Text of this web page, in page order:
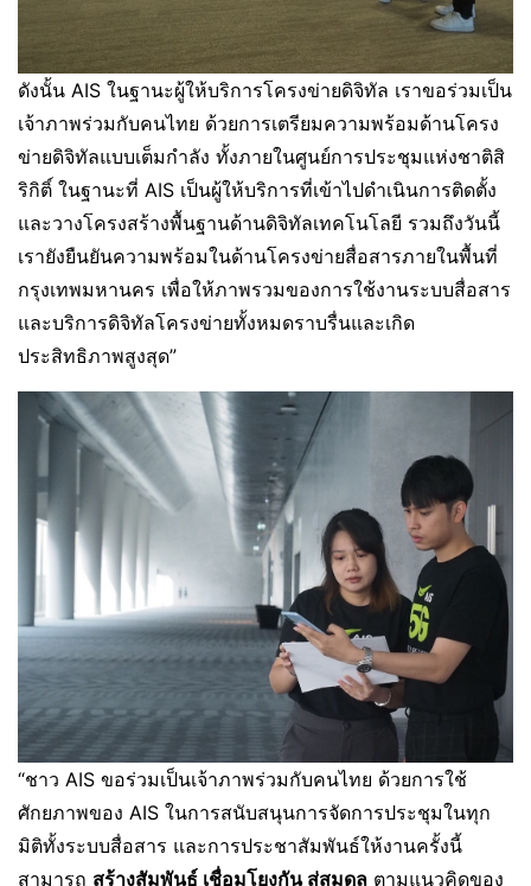
ดังนั้น AIS ในฐานะผู้ให้บริการโครงข่ายดิจิทัล เราขอร่วมเป็น
เจ้าภาพร่วมกับคนไทย ด้วยการเตรียมความพร้อมด้านโครง
ข่ายดิจิทัลแบบเต็มกำลัง ทั้งภายในศูนย์การประชุมแห่งชาติสิ
ริกิติ์ ในฐานะที่ AIS เป็นผู้ให้บริการที่เข้าไปดำเนินการติดตั้ง
และวางโครงสร้างพื้นฐานด้านดิจิทัลเทคโนโลยี รวมถึงวันนี้
เรายังยืนยันความพร้อมในด้านโครงข่ายสื่อสารภายในพื้นที่
กรุงเทพมหานคร เพื่อให้ภาพรวมของการใช้งานระบบสื่อสาร
และบริการดิจิทัลโครงข่ายทั้งหมดราบรื่นและเกิด
ประสิทธิภาพสูงสุด”
“ชาว AIS ขอร่วมเป็นเจ้าภาพร่วมกับคนไทย ด้วยการใช้
ศักยภาพของ AIS ในการสนับสนุนการจัดการประชุมในทุก
มิติทั้งระบบสื่อสาร และการประชาสัมพันธ์ให้งานครั้งนี้
สามารถ สร้างสัมพันธ์ เชื่อมโยงกัน สู่สมดุล ตามแนวคิดของ